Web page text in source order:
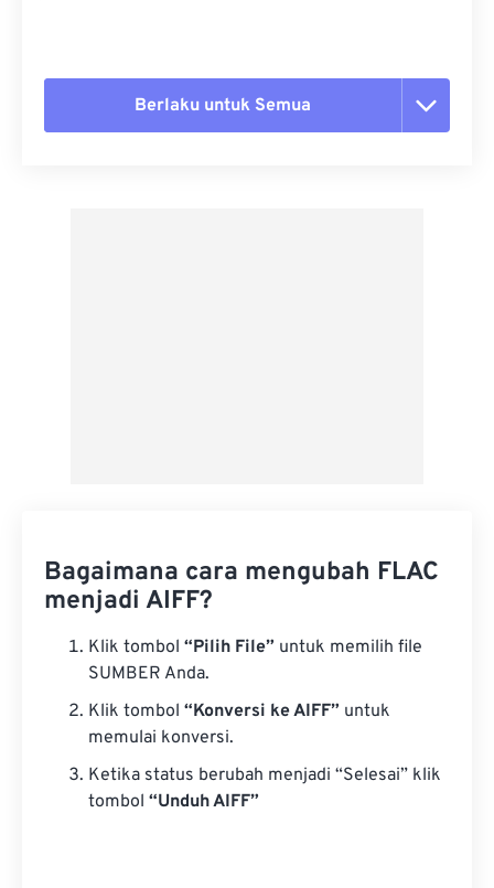
Berlaku untuk Semua
Bagaimana cara mengubah FLAC
menjadi AIFF?
Klik tombol “Pilih File” untuk memilih file
SUMBER Anda.
Klik tombol “Konversi ke AIFF” untuk
memulai konversi.
Ketika status berubah menjadi “Selesai” klik
tombol “Unduh AIFF”